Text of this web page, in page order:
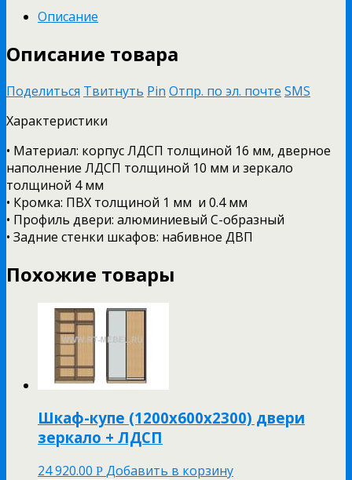
Описание
Описание товара
Поделиться Твитнуть Pin Отпр. по эл. почте SMS
Характеристики
• Материал: корпус ЛДСП толщиной 16 мм, дверное
наполнение ЛДСП толщиной 10 мм и зеркало
толщиной 4 мм
• Кромка: ПВХ толщиной 1 мм и 0.4 мм
• Профиль двери: алюминиевый С-образный
• Задние стенки шкафов: набивное ДВП
Похожие товары
Шкаф-купе (1200х600х2300) двери
зеркало + ЛДСП
24 920.00 Р Добавить в корзину